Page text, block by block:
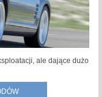
ale dające dużo